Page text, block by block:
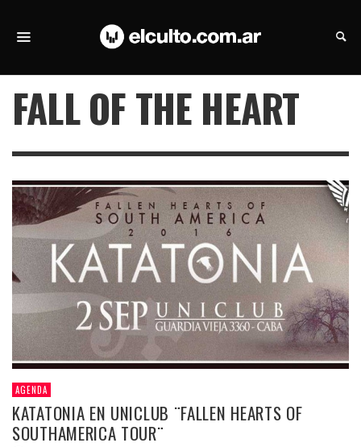
FALL OF THE HEART
AGENDA
KATATONIA EN UNICLUB ¨FALLEN HEARTS OF
SOUTHAMERICA TOUR¨